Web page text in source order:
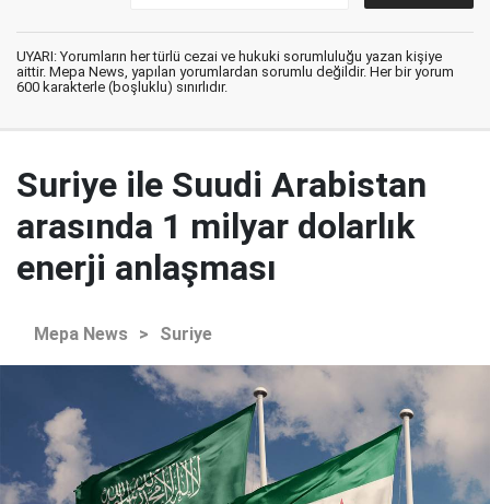
UYARI: Yorumların her türlü cezai ve hukuki sorumluluğu yazan kişiye
aittir. Mepa News, yapılan yorumlardan sorumlu değildir. Her bir yorum
600 karakterle (boşluklu) sınırlıdır.
Suriye ile Suudi Arabistan
arasında 1 milyar dolarlık
enerji anlaşması
Mepa News > Suriye